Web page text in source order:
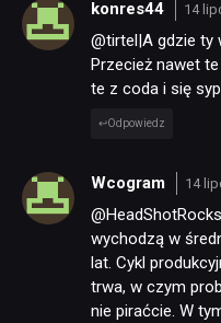
konres44 14
@tirtel|A gdzie ty
Przecież nawet
te z coda i się
Odpowiedz
Wcogram 14
wychodzą w
lat. Cykl
trwa, w czym
nie piraćcie. W